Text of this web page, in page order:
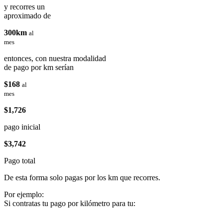
y recorres un
aproximado de
300km al
mes
entonces, con nuestra modalidad
de pago por km serían
$168 al
mes
$1,726
pago inicial
$3,742
Pago total
De esta forma solo pagas por los km que recorres.
Por ejemplo:
Si contratas tu pago por kilómetro para tu: